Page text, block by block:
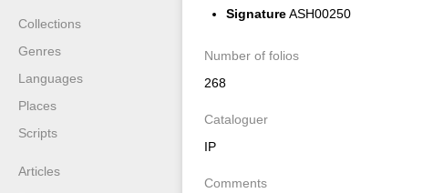
Collections
Genres
Languages
Places
Scripts
Articles
SignatureASH00250
Number of folios
268
Cataloguer
IP
Comments